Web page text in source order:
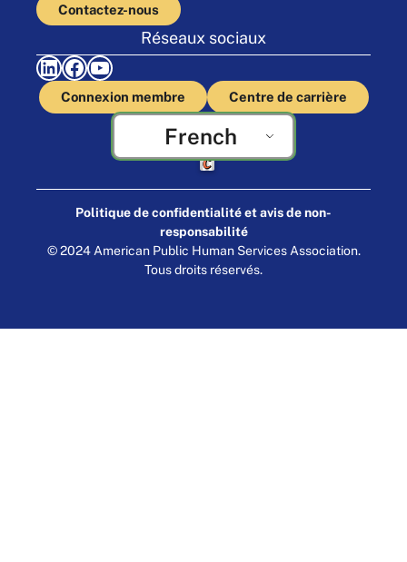
Contactez-nous
Réseaux sociaux
LinkedIn Facebook YouTube
Connexion membre Centre de carrière
French
Fabriqué par Cornershop Creative
Politique de confidentialité et avis de non-
responsabilité
© 2024 American Public Human Services Association.
Tous droits réservés.